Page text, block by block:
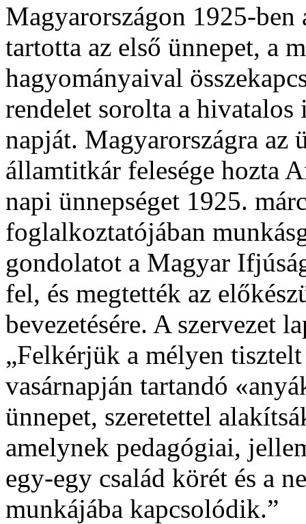
Magyarországon 1925-
tartotta az első ünnepet, a
hagyományaival
rendelet sorolta a
napját. Magyarországra az
államtitkár felesége hozta
napi ünnepséget 1925.
foglalkoztatójában
gondolatot a Magyar
fel, és megtették az
bevezetésére. A szervezet
„Felkérjük a mélyen
vasárnapján tartandó
ünnepet, szeretettel
amelynek pedagógiai,
egy-egy család körét és a
munkájába kapcsolódik.”